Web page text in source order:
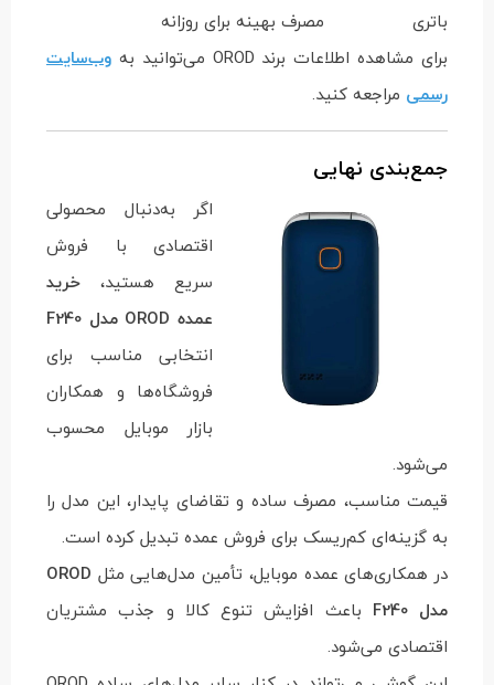
باتری
مصرف بهینه برای روزانه
برای مشاهده اطلاعات برند OROD می‌توانید به
وب‌سایت
رسمی مراجعه کنید.
جمع‌بندی نهایی
اگر به‌دنبال محصولی
اقتصادی با فروش
سریع هستید، خرید
عمده OROD مدل F240
انتخابی مناسب برای
فروشگاه‌ها و همکاران
بازار موبایل محسوب
می‌شود.
قیمت مناسب، مصرف ساده و تقاضای پایدار، این مدل را
به گزینه‌ای کم‌ریسک برای فروش عمده تبدیل کرده است.
در همکاری‌های عمده موبایل، تأمین مدل‌هایی مثل OROD
مدل F240
باعث افزایش تنوع کالا و جذب مشتریان
اقتصادی می‌شود.